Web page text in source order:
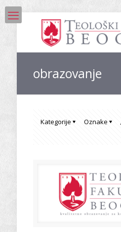
obrazovanje
Kategorije Oznake